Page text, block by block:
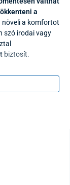
a
növeli a komfortot
szó irodai vagy
biztosít.
illetve akkor,